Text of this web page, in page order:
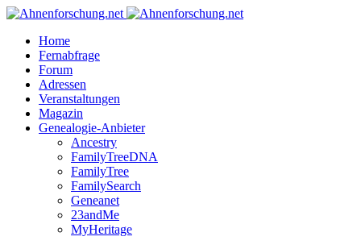
Home
Fernabfrage
Forum
Adressen
Veranstaltungen
Magazin
Genealogie-Anbieter
Ancestry
FamilyTreeDNA
FamilyTree
FamilySearch
Geneanet
23andMe
MyHeritage